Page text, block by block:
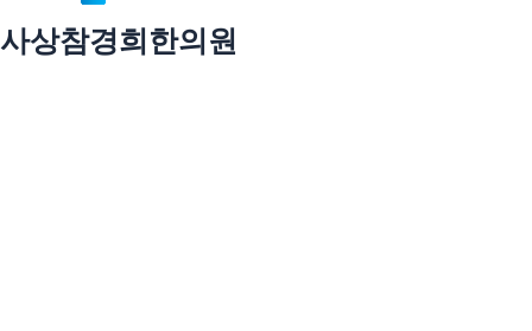
사상참경희한의원